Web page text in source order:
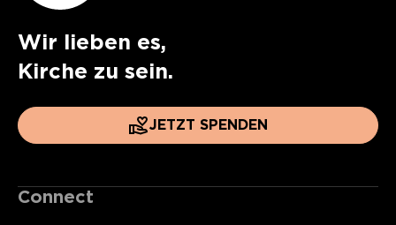
Wir lieben es,
Kirche zu sein.
JETZT SPENDEN
Connect